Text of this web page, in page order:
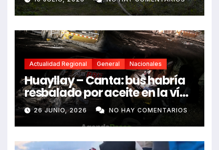
Actualidad Regional General Nacionales
Huayllay – Canta: bus habría
resbalado por aceite en la vía
e impactó auto siniestrado
dejando dos fallecidos
26 JUNIO, 2026 NO HAY COMENTARIOS